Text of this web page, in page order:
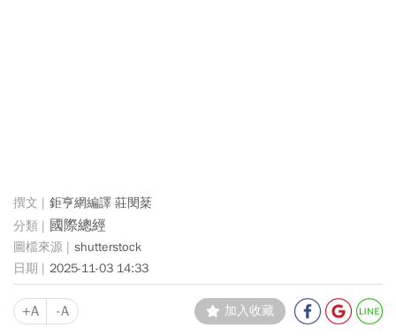
鉅亨網編譯 莊閔棻
國際總經
shutterstock
2025-11-03 14:33
+A -A 加入收藏